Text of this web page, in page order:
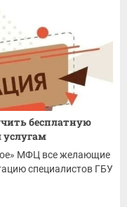
бесплатную
МФЦ все желающие
специалистов ГБУ